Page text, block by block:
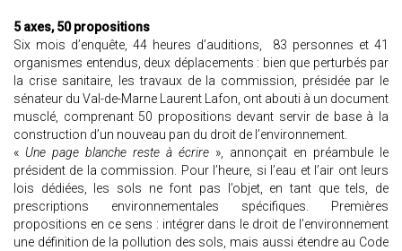
5 axes, 50 propositions
Six mois d’enquête, 44 heures d’auditions, 83 personnes et 41
organismes entendus, deux déplacements : bien que perturbés par
la crise sanitaire, les travaux de la commission, présidée par le
sénateur du Val-de-Marne Laurent Lafon, ont abouti à un document
musclé, comprenant 50 propositions devant servir de base à la
construction d’un nouveau pan du droit de l’environnement.
« Une page blanche reste à écrire », annonçait en préambule le
président de la commission. Pour l’heure, si l’eau et l’air ont leurs
lois dédiées, les sols ne font pas l’objet, en tant que tels, de
prescriptions environnementales spécifiques. Premières
propositions en ce sens : intégrer dans le droit de l’environnement
une définition de la pollution des sols, mais aussi étendre au Code